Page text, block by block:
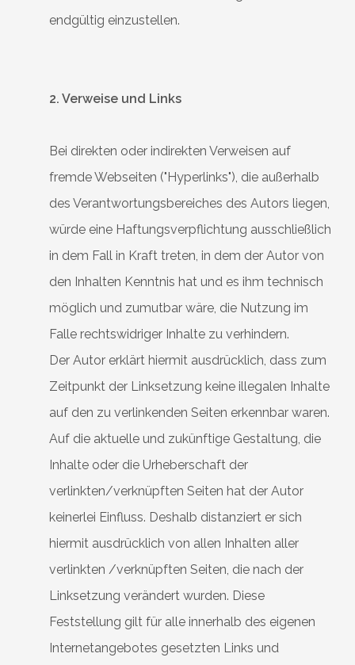
endgültig einzustellen.
2. Verweise und Links
Bei direkten oder indirekten Verweisen auf
fremde Webseiten ("Hyperlinks"), die außerhalb
des Verantwortungsbereiches des Autors liegen,
würde eine Haftungsverpflichtung ausschließlich
in dem Fall in Kraft treten, in dem der Autor von
den Inhalten Kenntnis hat und es ihm technisch
möglich und zumutbar wäre, die Nutzung im
Falle rechtswidriger Inhalte zu verhindern.
Der Autor erklärt hiermit ausdrücklich, dass zum
Zeitpunkt der Linksetzung keine illegalen Inhalte
auf den zu verlinkenden Seiten erkennbar waren.
Auf die aktuelle und zukünftige Gestaltung, die
Inhalte oder die Urheberschaft der
verlinkten/verknüpften Seiten hat der Autor
keinerlei Einfluss. Deshalb distanziert er sich
hiermit ausdrücklich von allen Inhalten aller
verlinkten /verknüpften Seiten, die nach der
Linksetzung verändert wurden. Diese
Feststellung gilt für alle innerhalb des eigenen
Internetangebotes gesetzten Links und